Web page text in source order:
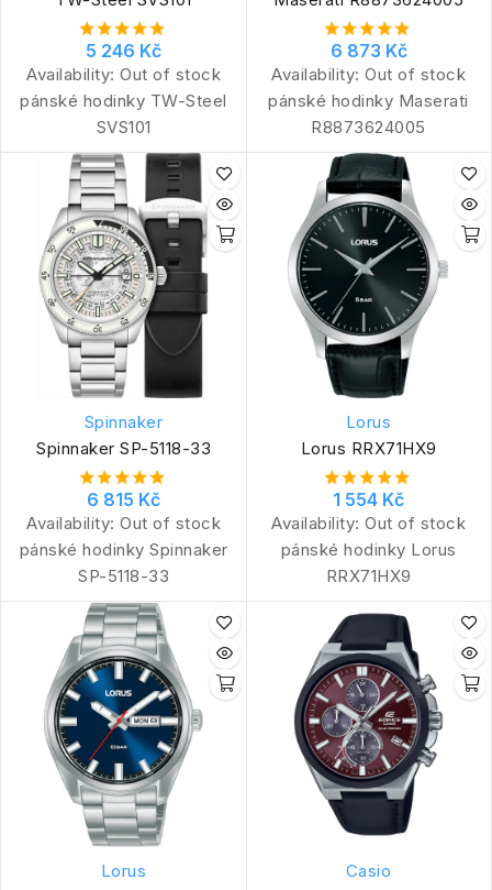
5 246 Kč
Availability: Out of stock
pánské hodinky TW-Steel
SVS101
6 873 Kč
Availability: Out of stock
pánské hodinky Maserati
R8873624005
Spinnaker
Spinnaker SP-5118-33
6 815 Kč
Availability: Out of stock
pánské hodinky Spinnaker
SP-5118-33
Lorus
Lorus RRX71HX9
1 554 Kč
Availability: Out of stock
pánské hodinky Lorus
RRX71HX9
Lorus
Casio